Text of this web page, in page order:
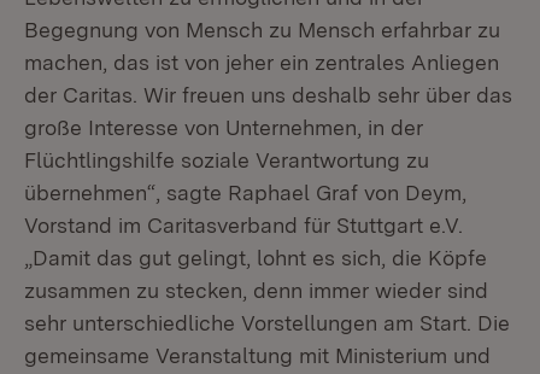
Begegnung von Mensch zu Mensch erfahrbar zu
machen, das ist von jeher ein zentrales Anliegen
der Caritas. Wir freuen uns deshalb sehr über das
große Interesse von Unternehmen, in der
Flüchtlingshilfe soziale Verantwortung zu
übernehmen“, sagte Raphael Graf von Deym,
Vorstand im Caritasverband für Stuttgart e.V.
„Damit das gut gelingt, lohnt es sich, die Köpfe
zusammen zu stecken, denn immer wieder sind
sehr unterschiedliche Vorstellungen am Start. Die
gemeinsame Veranstaltung mit Ministerium und